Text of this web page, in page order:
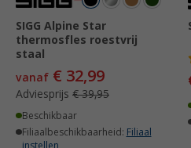
SIGG Alpine Star
thermosfles roestvrij
staal
vanaf € 32,99
Adviesprijs € 39,95
Beschikbaar
Filiaalbeschikbaarheid: Filiaal
instellen